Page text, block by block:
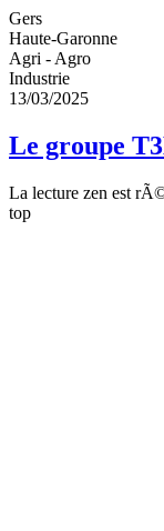
Gers
Haute-Garonne
Agri - Agro
Industrie
13/03/2025
Le groupe
La lecture zen est
top